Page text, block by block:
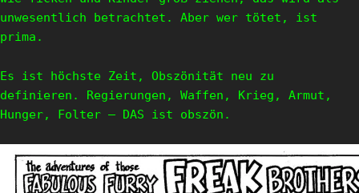
unwesentlich betrachtet. Aber wer tötet, ist
prima.
Es ist höchste Zeit, Obszönität neu zu
definieren. Regierungen, Waffen, Krieg, Armut,
Hunger, Folter – DAS ist obszön.